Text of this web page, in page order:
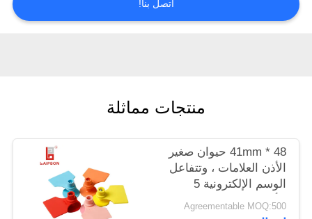
اطلب
PRIVACY
POLICY
اتصل بنا!
منتجات مماثلة
48 * 41mm حيوان صغير
الأذن العلامات ، وتتفاعل
الوسم الإلكترونية 5
الألوان المتاحة
Agreementable MOQ:500